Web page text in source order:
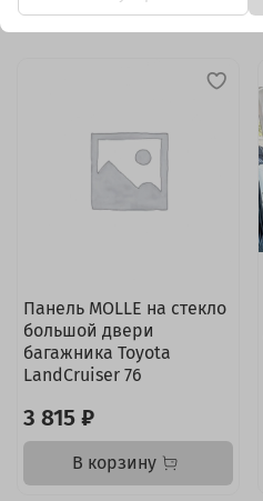
Панель MOLLE на стекло
большой двери
багажника Toyota
LandCruiser 76
3 815 ₽
В корзину